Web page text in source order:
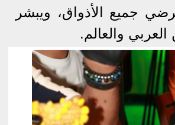
جميع الأذواق، ويبشر
والعالم.